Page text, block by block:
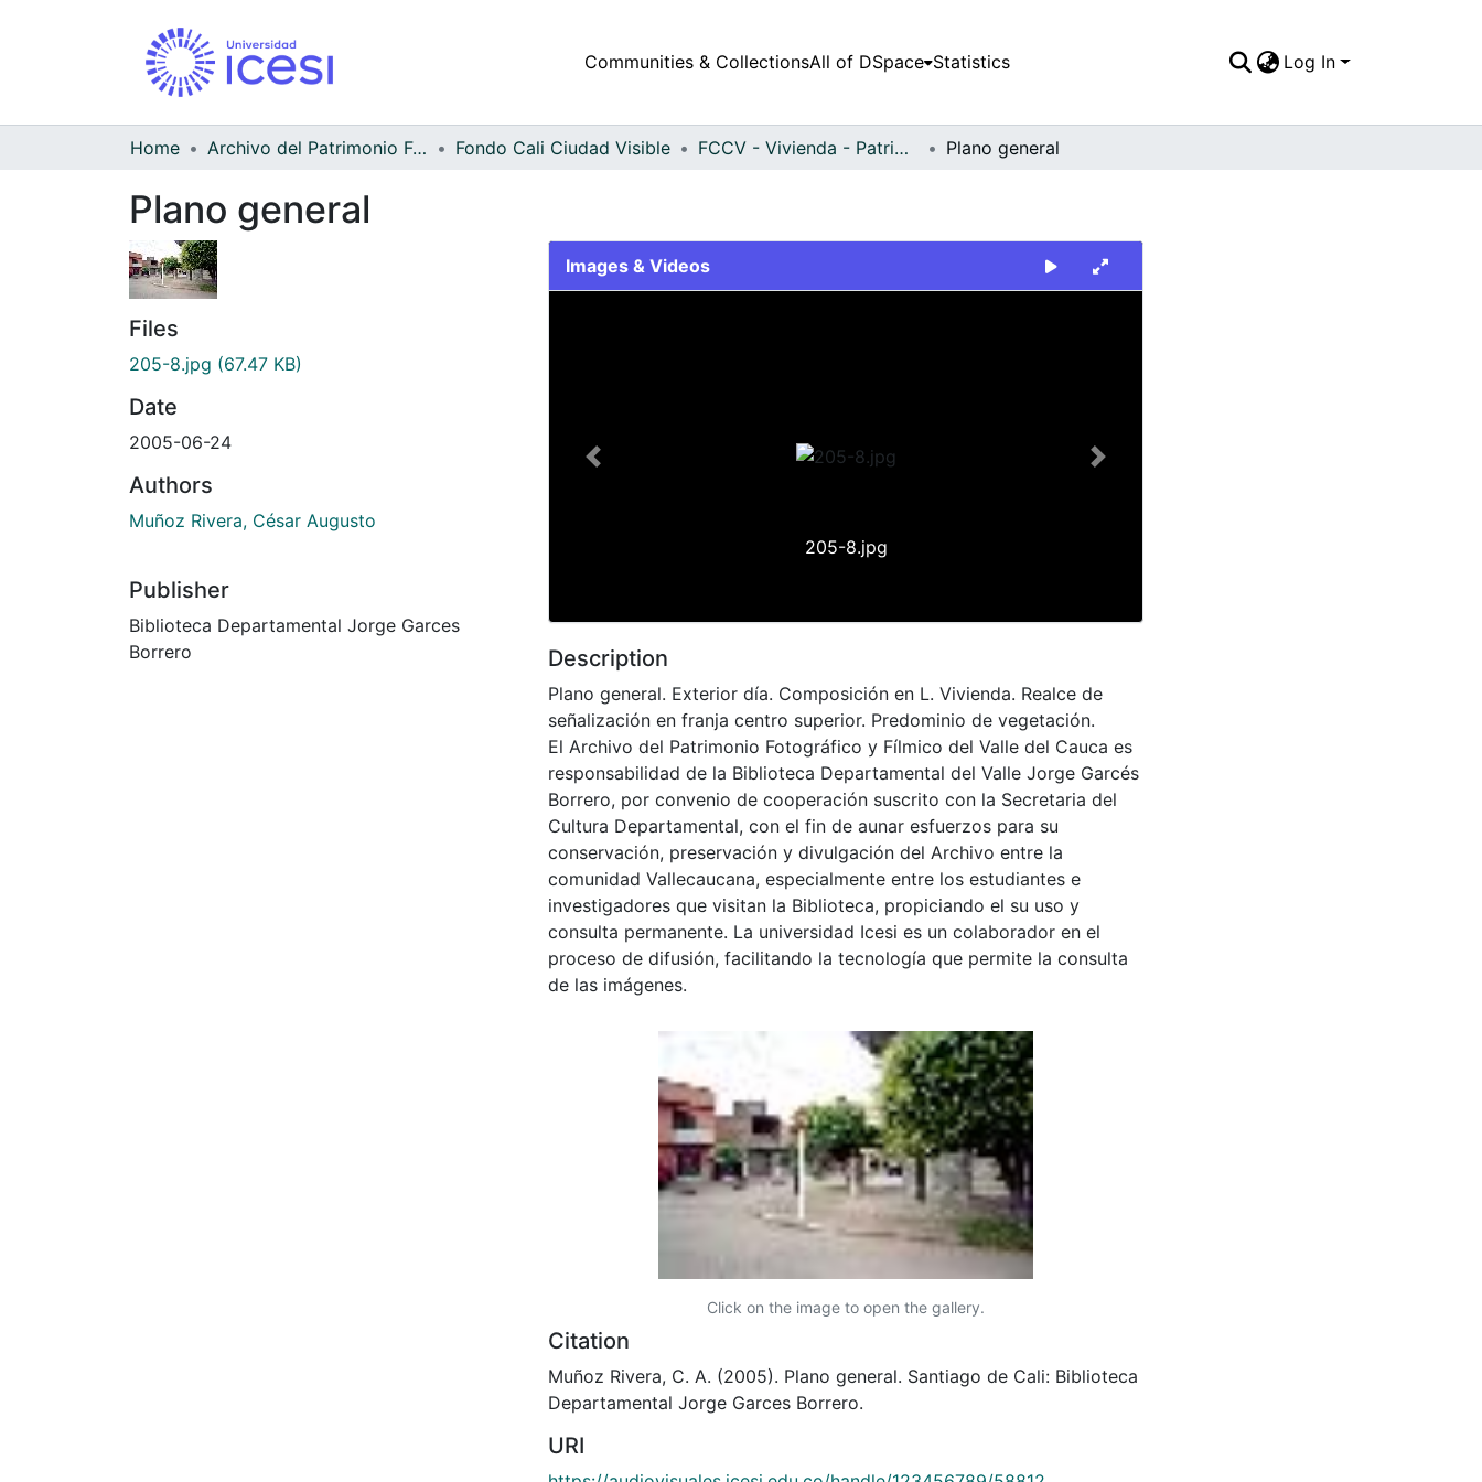
Communities & CollectionsAll of DSpace Statistics Log In
Home Archivo del Patrimonio Fotográfico y Fílmico del Valle del Cauca Fondo Cali Ciudad Visible FCCV - Vivienda - Patrimonial Plano general
Plano general
Files
205-8.jpg (67.47 KB)
Date
2005-06-24
Authors
Muñoz Rivera, César Augusto
Publisher
Biblioteca Departamental Jorge Garces
Borrero
Images & Videos
205-8.jpg
Previous Next
Description
Plano general. Exterior día. Composición en L. Vivienda. Realce de
señalización en franja centro superior. Predominio de vegetación.
El Archivo del Patrimonio Fotográfico y Fílmico del Valle del Cauca es
responsabilidad de la Biblioteca Departamental del Valle Jorge Garcés
Borrero, por convenio de cooperación suscrito con la Secretaria del
Cultura Departamental, con el fin de aunar esfuerzos para su
conservación, preservación y divulgación del Archivo entre la
comunidad Vallecaucana, especialmente entre los estudiantes e
investigadores que visitan la Biblioteca, propiciando el su uso y
consulta permanente. La universidad Icesi es un colaborador en el
proceso de difusión, facilitando la tecnología que permite la consulta
de las imágenes.
Click on the image to open the gallery.
Citation
Muñoz Rivera, C. A. (2005). Plano general. Santiago de Cali: Biblioteca
Departamental Jorge Garces Borrero.
URI